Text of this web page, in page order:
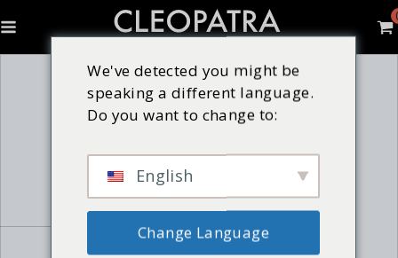
We've detected you might be
speaking a different language.
Do you want to change to:
English
Change Language